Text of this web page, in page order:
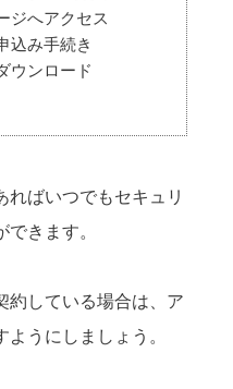
ジへアクセス
込み手続き
ウンロード
ればいつでもセキュリ
きます。
約している場合は、ア
うにしましょう。